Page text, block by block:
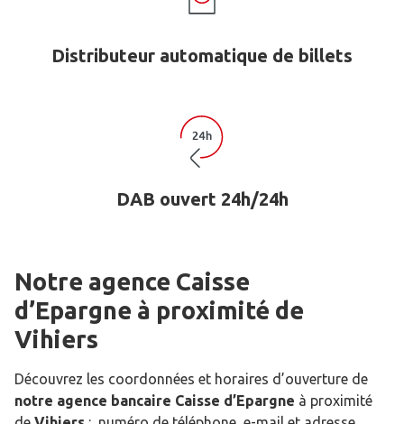
Distributeur automatique de billets
DAB ouvert 24h/24h
Notre agence Caisse
d’Epargne à proximité de
Vihiers
Découvrez les coordonnées et horaires d’ouverture de
notre agence bancaire Caisse d’Epargne à proximité